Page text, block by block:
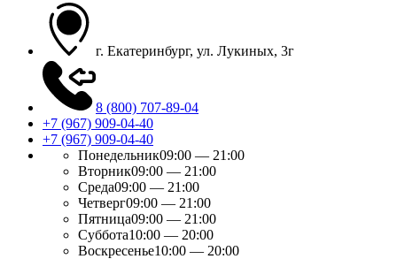
г. Екатеринбург, ул. Лукиных, 3г
8 (800) 707-89-04
+7 (967) 909-04-40
+7 (967) 909-04-40
Понедельник09:00 — 21:00
Вторник09:00 — 21:00
Среда09:00 — 21:00
Четверг09:00 — 21:00
Пятница09:00 — 21:00
Суббота10:00 — 20:00
Воскресенье10:00 — 20:00